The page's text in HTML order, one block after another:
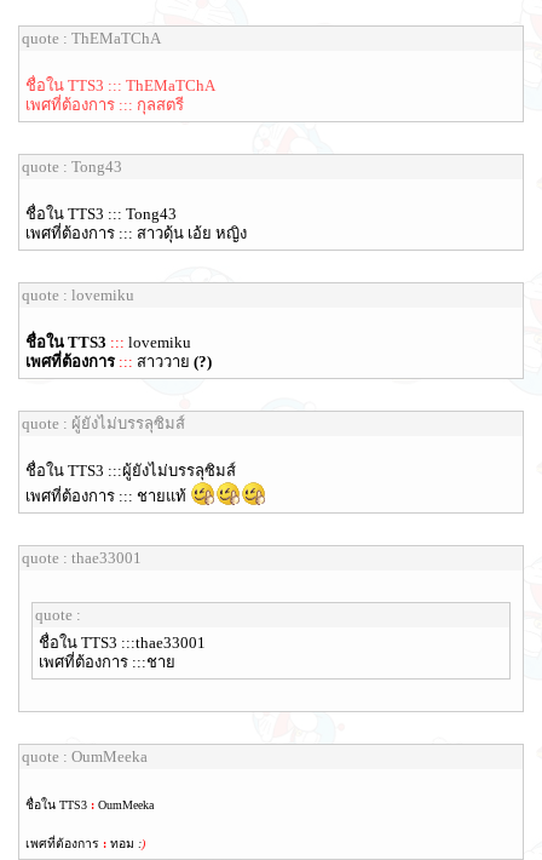
quote : ThEMaTChA
ชื่อใน TTS3 ::: ThEMaTChA
เพศที่ต้องการ ::: กุลสตรี
quote : Tong43
ชื่อใน TTS3 ::: Tong43
เพศที่ต้องการ ::: สาวดุ้น เอ้ย หญิง
quote : lovemiku
ชื่อใน TTS3 ::: lovemiku
เพศที่ต้องการ ::: สาววาย (?)
quote : ผู้ยังไม่บรรลุซิมส์
ชื่อใน TTS3 :::ผู้ยังไม่บรรลุซิมส์
เพศที่ต้องการ ::: ชายแท้
quote : thae33001
quote :
ชื่อใน TTS3 :::thae33001
เพศที่ต้องการ :::ชาย
quote : OumMeeka
ชื่อใน TTS3 : OumMeeka
เพศที่ต้องการ : ทอม :)